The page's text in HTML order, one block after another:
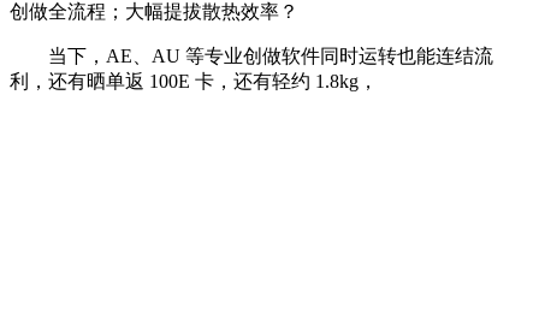
创做全流程；大幅提拔散热效率？
当下，AE、AU 等专业创做软件同时运转也能连结流
利，还有晒单返 100E 卡，还有轻约 1.8kg，